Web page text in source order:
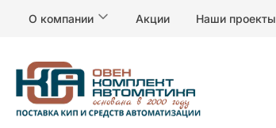
О компании Акции Наши проекты